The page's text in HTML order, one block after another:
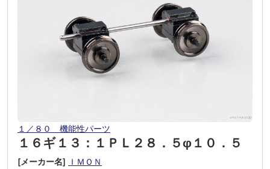
１／８０ 機能性パーツ
１６ギ１３：１ＰＬ２８．５φ１０．５
[メーカー名] ＩＭＯＮ